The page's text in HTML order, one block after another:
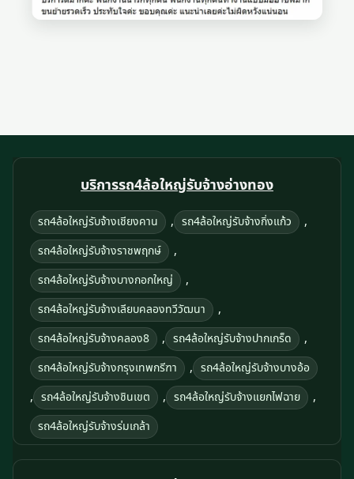
บริการรถ4ล้อใหญ่รับจ้างอ่างทอง
รถ4ล้อใหญ่รับจ้างเชียงคาน , รถ4ล้อใหญ่รับจ้างกิ่งแก้ว ,
รถ4ล้อใหญ่รับจ้างราชพฤกษ์ ,
รถ4ล้อใหญ่รับจ้างบางกอกใหญ่ ,
รถ4ล้อใหญ่รับจ้างเลียบคลองทวีวัฒนา ,
รถ4ล้อใหญ่รับจ้างคลอง8 , รถ4ล้อใหญ่รับจ้างปากเกร็ด ,
รถ4ล้อใหญ่รับจ้างกรุงเทพกรีฑา , รถ4ล้อใหญ่รับจ้างบางอ้อ
, รถ4ล้อใหญ่รับจ้างชินเขต , รถ4ล้อใหญ่รับจ้างแยกไฟฉาย ,
รถ4ล้อใหญ่รับจ้างร่มเกล้า